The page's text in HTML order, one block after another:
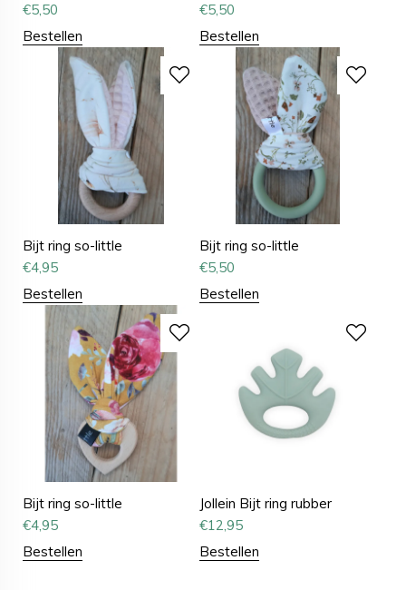
€5,50
Bestellen
€5,50
Bestellen
Bijt ring so-little
€4,95
Bestellen
Bijt ring so-little
€5,50
Bestellen
Bijt ring so-little
€4,95
Bestellen
Jollein Bijt ring rubber
€12,95
Bestellen